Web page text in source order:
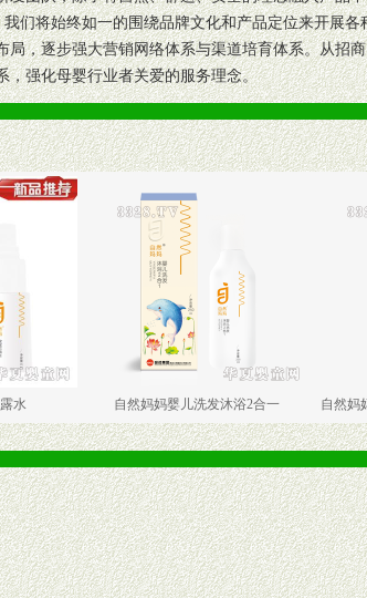
我们将始终如一的围绕品牌文化和产品定位来开展
局，逐步强大营销网络体系与渠道培育体系。从招
，强化母婴行业者关爱的服务理念。
自然妈妈婴儿洗发沐浴2合一 自然妈妈婴儿护理